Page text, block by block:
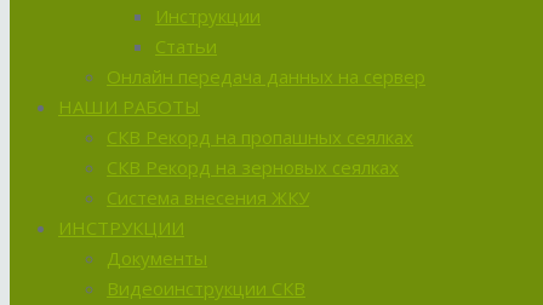
Инструкции
Статьи
Онлайн передача данных на сервер
НАШИ РАБОТЫ
СКВ Рекорд на пропашных сеялках
СКВ Рекорд на зерновых сеялках
Система внесения ЖКУ
ИНСТРУКЦИИ
Документы
Видеоинструкции СКВ